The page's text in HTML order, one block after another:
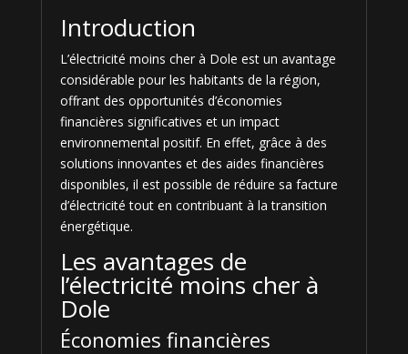
Introduction
L’électricité moins cher à Dole est un avantage
considérable pour les habitants de la région,
offrant des opportunités d’économies
financières significatives et un impact
environnemental positif. En effet, grâce à des
solutions innovantes et des aides financières
disponibles, il est possible de réduire sa facture
d’électricité tout en contribuant à la transition
énergétique.
Les avantages de
l’électricité moins cher à
Dole
Économies financières